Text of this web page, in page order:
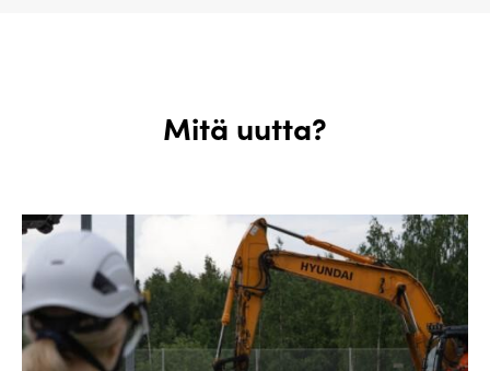
Mitä uutta?